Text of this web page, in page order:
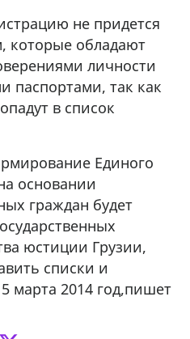
не придется
которые обладают
личности
паспортами, так как
в список
Единого
основании
граждан будет
юстиции Грузии,
списки и
марта 2014 год,пишет